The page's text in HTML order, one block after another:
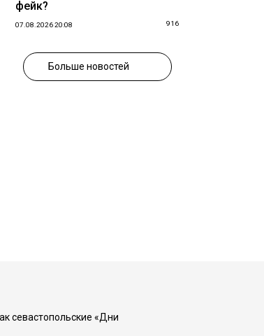
фейк?
07.08.2026 20:08 916
Больше новостей
севастопольские «Дни